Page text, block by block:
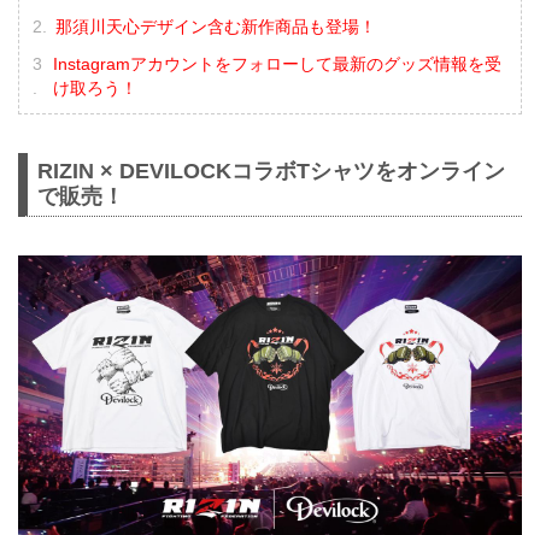
那須川天心デザイン含む新作商品も登場！
Instagramアカウントをフォローして最新のグッズ情報を受
け取ろう！
RIZIN × DEVILOCKコラボTシャツをオンライン
で販売！